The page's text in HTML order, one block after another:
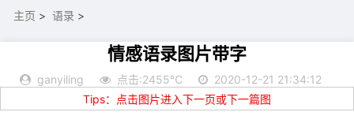
主页 > 语录 >
情感语录图片带字
ganyiling 点击:2455℃
2020-12-21 21:34:12
Tips：点击图片进入下一页或下一篇图